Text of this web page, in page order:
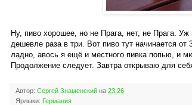
Ну, пиво хорошее, но не Прага, нет, не Прага. Уж
дешевле раза в три. Вот пиво тут начинается
ладно, авось я ещё и местного пивка попью, и
Продолжение следует. Завтра открываю для
Автор: Сергей Знаменский на 23:26
Ярлыки: Германия